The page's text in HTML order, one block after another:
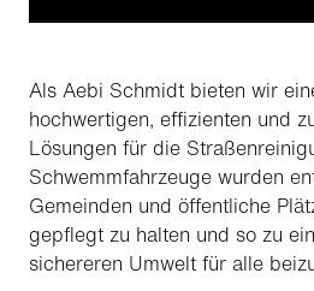
Als Aebi Schmidt bieten wir
hochwertigen, effizienten und
Lösungen für die
Schwemmfahrzeuge wurden
Gemeinden und öffentliche
gepflegt zu halten und so zu
sichereren Umwelt für alle